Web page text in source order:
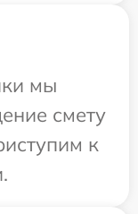
мы
смету
к